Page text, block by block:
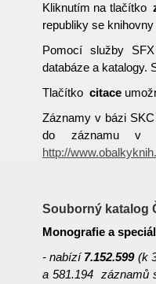
Kliknutím na tlačítko
republiky se
Pomocí služby
databáze a katalogy.
Tlačítkocitace
Záznamy v bázi
do záznamu v
http://
Souborný katalog
Monografie a
- nabízí7.152.599(k
a 581.194 záznamů